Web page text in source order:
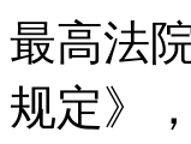
最高法
规定》